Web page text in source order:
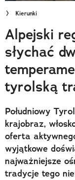
Wielki Konkurs
Trendbook
Polecane
Kierunki
Alpejski
słychać
tyrolską
Południowy
krajobraz,
oferta
wyjątkowe
najważniejsze
tradycje tego